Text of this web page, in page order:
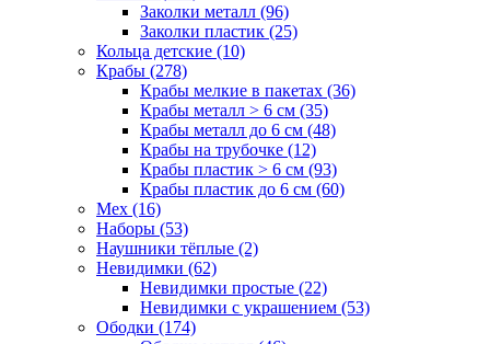
Заколки металл (96)
Заколки пластик (25)
Кольца детские (10)
Крабы (278)
Крабы мелкие в пакетах (36)
Крабы металл > 6 см (35)
Крабы металл до 6 см (48)
Крабы на трубочке (12)
Крабы пластик > 6 см (93)
Крабы пластик до 6 см (60)
Мех (16)
Наборы (53)
Наушники тёплые (2)
Невидимки (62)
Невидимки простые (22)
Невидимки с украшением (53)
Ободки (174)